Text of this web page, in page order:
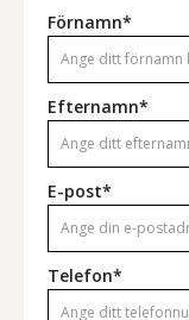
Förnamn*
Efternamn*
E-post*
Telefon*